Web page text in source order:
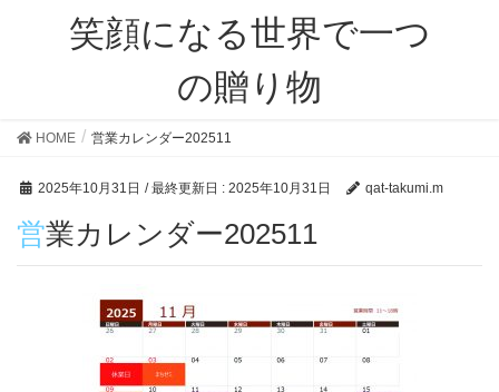
笑顔になる世界で一つ
の贈り物
HOME 営業カレンダー202511
2025年10月31日 / 最終更新日 : 2025年10月31日 qat-takumi.m
営業カレンダー202511